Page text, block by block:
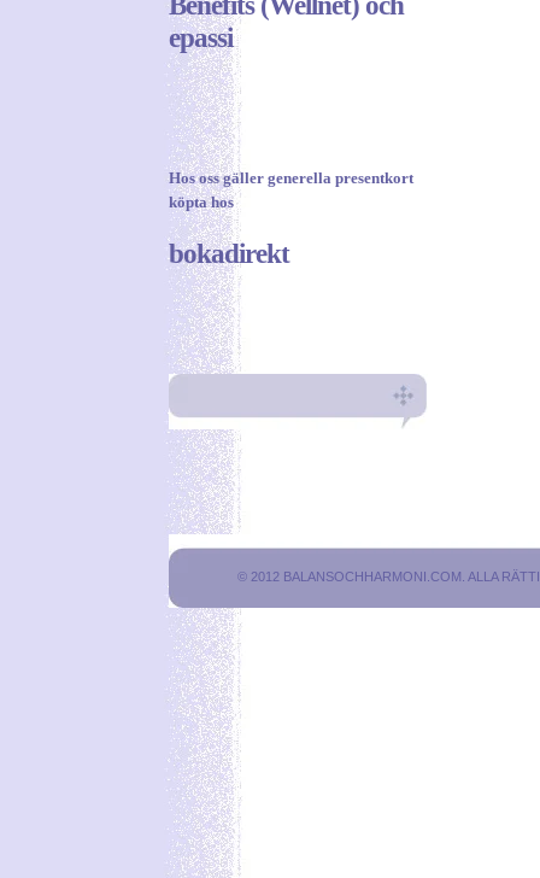
epassi
Hos oss gäller generella presentkort
köpta hos
bokadirekt
© 2012 BALANSOCHHARMONI.COM. ALLA